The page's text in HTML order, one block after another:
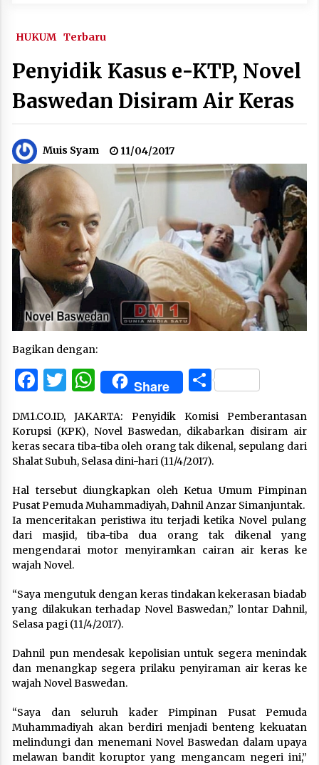
HUKUM Terbaru
Penyidik Kasus e-KTP, Novel
Baswedan Disiram Air Keras
Muis Syam 11/04/2017
Bagikan dengan:
Facebook
Twitter
WhatsApp
Share Share
DM1.CO.ID, JAKARTA: Penyidik Komisi Pemberantasan
Korupsi (KPK), Novel Baswedan, dikabarkan disiram air
keras secara tiba-tiba oleh orang tak dikenal, sepulang dari
Shalat Subuh, Selasa dini-hari (11/4/2017).
Hal tersebut diungkapkan oleh Ketua Umum Pimpinan
Pusat Pemuda Muhammadiyah, Dahnil Anzar Simanjuntak.
Ia menceritakan peristiwa itu terjadi ketika Novel pulang
dari masjid, tiba-tiba dua orang tak dikenal yang
mengendarai motor menyiramkan cairan air keras ke
wajah Novel.
“Saya mengutuk dengan keras tindakan kekerasan biadab
yang dilakukan terhadap Novel Baswedan,” lontar Dahnil,
Selasa pagi (11/4/2017).
Dahnil pun mendesak kepolisian untuk segera menindak
dan menangkap segera prilaku penyiraman air keras ke
wajah Novel Baswedan.
“Saya dan seluruh kader Pimpinan Pusat Pemuda
Muhammadiyah akan berdiri menjadi benteng kekuatan
melindungi dan menemani Novel Baswedan dalam upaya
melawan bandit koruptor yang mengancam negeri ini,”